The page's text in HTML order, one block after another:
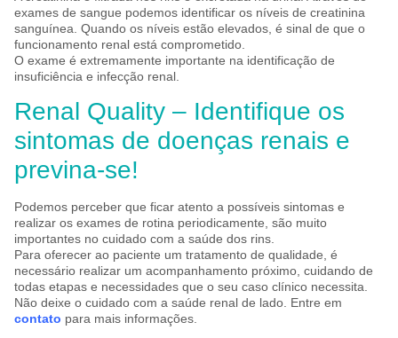
exames de sangue podemos identificar os níveis de creatinina
sanguínea. Quando os níveis estão elevados, é sinal de que o
funcionamento renal está comprometido.
O exame é extremamente importante na identificação de
insuficiência e infecção renal.
Renal Quality – Identifique os
sintomas de doenças renais e
previna-se!
Podemos perceber que ficar atento a possíveis sintomas e
realizar os exames de rotina periodicamente, são muito
importantes no cuidado com a saúde dos rins.
Para oferecer ao paciente um tratamento de qualidade, é
necessário realizar um acompanhamento próximo, cuidando de
todas etapas e necessidades que o seu caso clínico necessita.
Não deixe o cuidado com a saúde renal de lado. Entre em
contato para mais informações.